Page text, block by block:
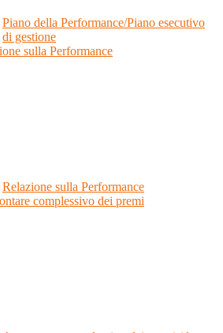
Piano della Performance/Piano esecutivo
di gestione
sulla Performance
Relazione sulla Performance
complessivo dei premi